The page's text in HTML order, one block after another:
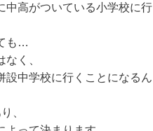
中高がついている小学校に行
も…
く、
設中学校に行くことになるん
、